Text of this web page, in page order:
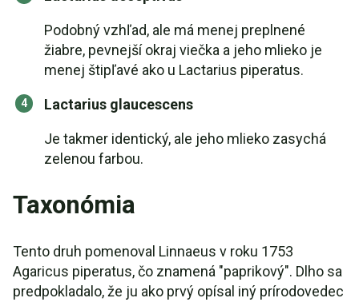
Podobný vzhľad, ale má menej preplnené
žiabre, pevnejší okraj viečka a jeho mlieko je
menej štipľavé ako u Lactarius piperatus.
Lactarius glaucescens
Je takmer identický, ale jeho mlieko zasychá
zelenou farbou.
Taxonómia
Tento druh pomenoval Linnaeus v roku 1753
Agaricus piperatus, čo znamená "paprikový". Dlho sa
predpokladalo, že ju ako prvý opísal iný prírodovedec